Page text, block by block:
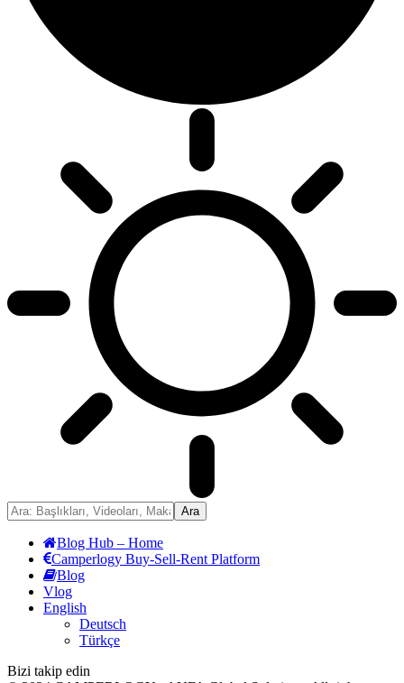
Blog Hub – Home
Camperlogy Buy-Sell-Rent Platform
Blog
Vlog
English
Deutsch
Türkçe
Bizi takip edin